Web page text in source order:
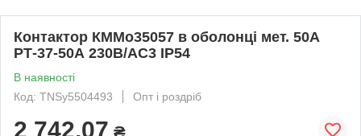
Контактор КММо35057 в оболонці мет. 50А
РТ-37-50А 230В/АС3 IP54
В наявності
Код: TNSy5504493
Опт і роздріб
2 742,07